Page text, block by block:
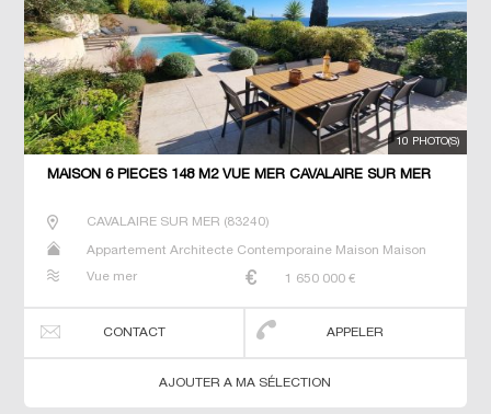
10 PHOTO(S)
MAISON 6 PIECES 148 M2 VUE MER CAVALAIRE SUR MER
CAVALAIRE SUR MER (83240)
Appartement Architecte Contemporaine Maison Maison
Vue mer
1 650 000 €
CONTACT APPELER
AJOUTER A MA SÉLECTION